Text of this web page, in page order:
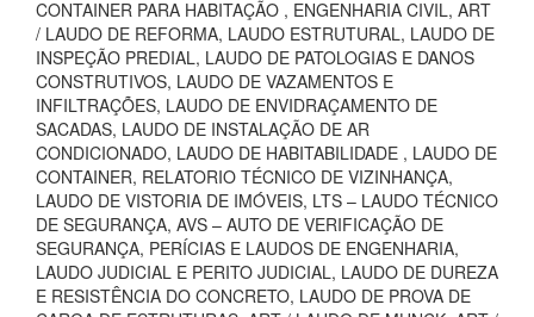
CONTAINER PARA HABITAÇÃO , ENGENHARIA CIVIL, ART
/ LAUDO DE REFORMA, LAUDO ESTRUTURAL, LAUDO DE
INSPEÇÃO PREDIAL, LAUDO DE PATOLOGIAS E DANOS
CONSTRUTIVOS, LAUDO DE VAZAMENTOS E
INFILTRAÇÕES, LAUDO DE ENVIDRAÇAMENTO DE
SACADAS, LAUDO DE INSTALAÇÃO DE AR
CONDICIONADO, LAUDO DE HABITABILIDADE , LAUDO DE
CONTAINER, RELATORIO TÉCNICO DE VIZINHANÇA,
LAUDO DE VISTORIA DE IMÓVEIS, LTS – LAUDO TÉCNICO
DE SEGURANÇA, AVS – AUTO DE VERIFICAÇÃO DE
SEGURANÇA, PERÍCIAS E LAUDOS DE ENGENHARIA,
LAUDO JUDICIAL E PERITO JUDICIAL, LAUDO DE DUREZA
E RESISTÊNCIA DO CONCRETO, LAUDO DE PROVA DE